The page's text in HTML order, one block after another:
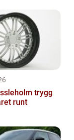
trygg
runt